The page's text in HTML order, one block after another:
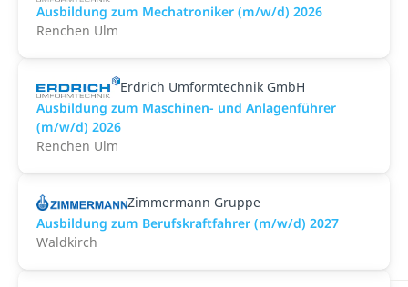
Ausbildung zum Mechatroniker (m/w/d) 2026
Renchen Ulm
Erdrich Umformtechnik GmbH
Ausbildung zum Maschinen- und Anlagenführer
(m/w/d) 2026
Renchen Ulm
Zimmermann Gruppe
Ausbildung zum Berufskraftfahrer (m/w/d) 2027
Waldkirch